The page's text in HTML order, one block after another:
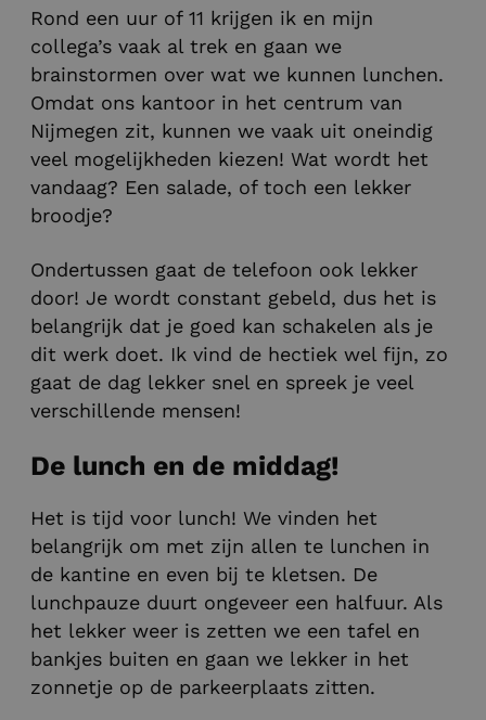
Rond een uur of 11 krijgen ik en mijn
collega’s vaak al trek en gaan we
brainstormen over wat we kunnen lunchen.
Omdat ons kantoor in het centrum van
Nijmegen zit, kunnen we vaak uit oneindig
veel mogelijkheden kiezen! Wat wordt het
vandaag? Een salade, of toch een lekker
broodje?
Ondertussen gaat de telefoon ook lekker
door! Je wordt constant gebeld, dus het is
belangrijk dat je goed kan schakelen als je
dit werk doet. Ik vind de hectiek wel fijn, zo
gaat de dag lekker snel en spreek je veel
verschillende mensen!
De lunch en de middag!
Het is tijd voor lunch! We vinden het
belangrijk om met zijn allen te lunchen in
de kantine en even bij te kletsen. De
lunchpauze duurt ongeveer een halfuur. Als
het lekker weer is zetten we een tafel en
bankjes buiten en gaan we lekker in het
zonnetje op de parkeerplaats zitten.